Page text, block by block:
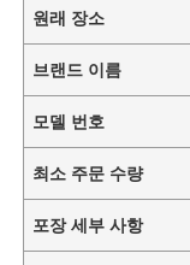
원래 장소
브랜드 이름
모델 번호
최소 주문 수량
포장 세부 사항